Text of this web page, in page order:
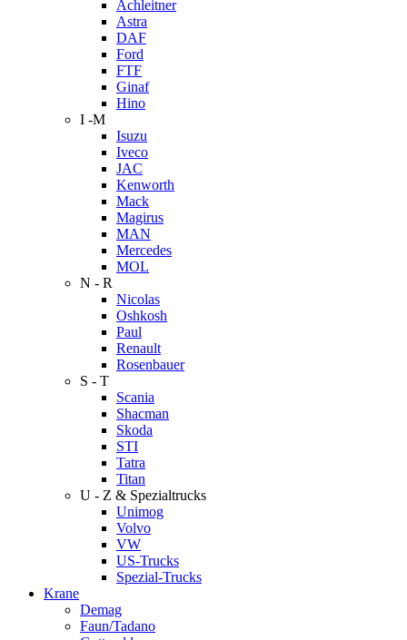
Achleitner
Astra
DAF
Ford
FTF
Ginaf
Hino
I -M
Isuzu
Iveco
JAC
Kenworth
Mack
Magirus
MAN
Mercedes
MOL
N - R
Nicolas
Oshkosh
Paul
Renault
Rosenbauer
S - T
Scania
Shacman
Skoda
STI
Tatra
Titan
U - Z & Spezialtrucks
Unimog
Volvo
VW
US-Trucks
Spezial-Trucks
Krane
Demag
Faun/Tadano